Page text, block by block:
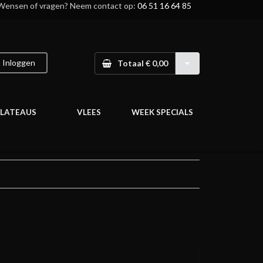
of vragen? Neem contact op: 06 51 16 64 85
Inloggen Totaal € 0,00
VLEES WEEK SPECIALS